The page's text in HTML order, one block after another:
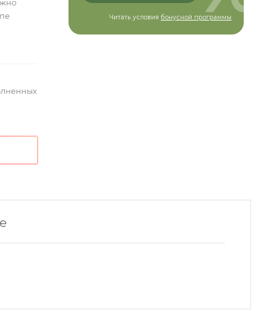
Читать условия бонусной программы